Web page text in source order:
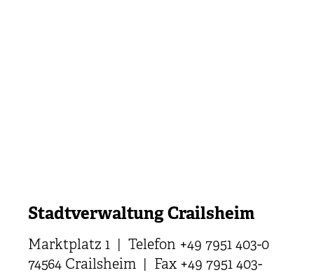
Stadtverwaltung Crailsheim
Marktplatz 1 | Telefon +49 7951 403-0
74564 Crailsheim | Fax +49 7951 403-